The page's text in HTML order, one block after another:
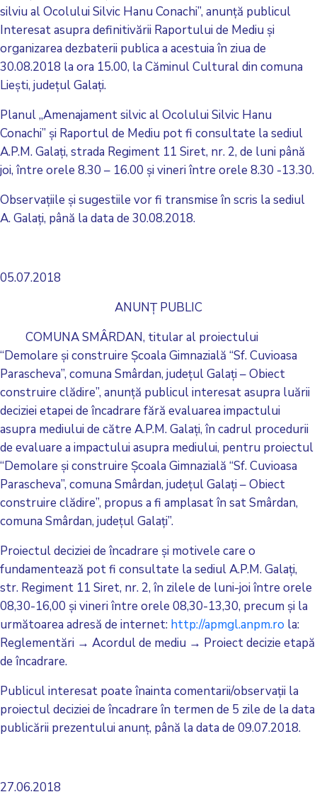
silviu al Ocolului Silvic Hanu Conachi”, anunţă publicul
Interesat asupra definitivării Raportului de Mediu şi
organizarea dezbaterii publica a acestuia în ziua de
30.08.2018 la ora 15.00, la Căminul Cultural din comuna
Lieşti, judeţul Galaţi.
Planul „Amenajament silvic al Ocolului Silvic Hanu
Conachi” şi Raportul de Mediu pot fi consultate la sediul
A.P.M. Galaţi, strada Regiment 11 Siret, nr. 2, de luni până
joi, între orele 8.30 – 16.00 şi vineri între orele 8.30 -13.30.
Observaţiile şi sugestiile vor fi transmise în scris la sediul
A. Galaţi, până la data de 30.08.2018.
05.07.2018
ANUNŢ PUBLIC
COMUNA SMÂRDAN, titular al proiectului
“Demolare şi construire Şcoala Gimnazială “Sf. Cuvioasa
Parascheva”, comuna Smârdan, judeţul Galaţi – Obiect
construire clădire”, anunţă publicul interesat asupra luării
deciziei etapei de încadrare fără evaluarea impactului
asupra mediului de către A.P.M. Galaţi, în cadrul procedurii
de evaluare a impactului asupra mediului, pentru proiectul
“Demolare şi construire Şcoala Gimnazială “Sf. Cuvioasa
Parascheva”, comuna Smârdan, judeţul Galaţi – Obiect
construire clădire”, propus a fi amplasat în sat Smârdan,
comuna Smârdan, judeţul Galaţi”.
Proiectul deciziei de încadrare şi motivele care o
fundamentează pot fi consultate la sediul A.P.M. Galaţi,
str. Regiment 11 Siret, nr. 2, în zilele de luni-joi între orele
08,30-16,00 şi vineri între orele 08,30-13,30, precum şi la
următoarea adresă de internet: http://apmgl.anpm.ro la:
Reglementări → Acordul de mediu → Proiect decizie etapă
de încadrare.
Publicul interesat poate înainta comentarii/observaţii la
proiectul deciziei de încadrare în termen de 5 zile de la data
publicării prezentului anunţ, până la data de 09.07.2018.
27.06.2018